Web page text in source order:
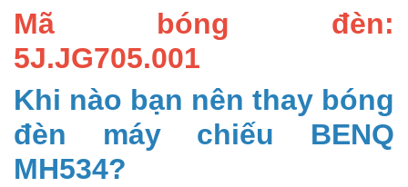
Mã bóng đèn:
5J.JG705.001
Khi nào bạn nên thay bóng
đèn máy chiếu BENQ
MH534?